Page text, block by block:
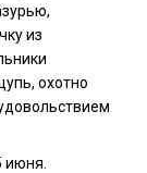
из
охотно
июня.